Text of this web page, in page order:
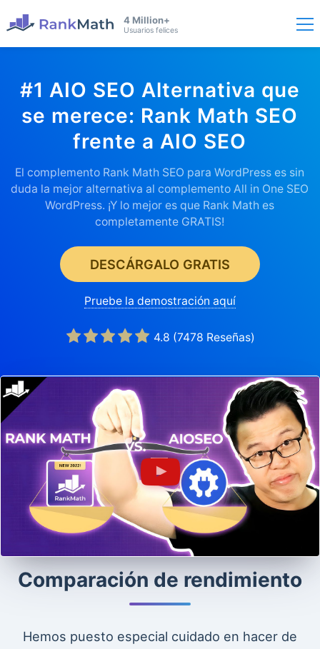
4 Million+
Usuarios felices
#1 AIO SEO Alternativa que
se merece: Rank Math SEO
frente a AIO SEO
El complemento Rank Math SEO para WordPress es sin
duda la mejor alternativa al complemento All in One SEO
WordPress. ¡Y lo mejor es que Rank Math es
completamente GRATIS!
DESCÁRGALO GRATIS
Pruebe la demostración aquí
4.8 (7478 Reseñas)
Comparación de rendimiento
Hemos puesto especial cuidado en hacer de